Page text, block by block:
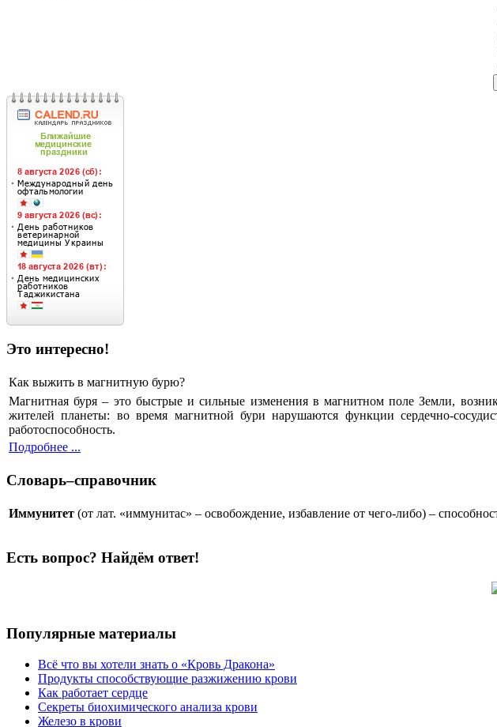
Это интересно!
Как выжить в магнитную бурю?
Магнитная буря – это быстрые и сильные изменения в магнитном поле Земли,
жителей планеты: во время магнитной бури нарушаются функции сердечно-
работоспособность.
Подробнее ...
Словарь–справочник
Иммунитет (от лат. «иммунитас» – освобождение, избавление от чего-либо) –
Есть вопрос? Найдём ответ!
Популярные материалы
Всё что вы хотели знать о «Кровь Дракона»
Продукты способствующие разжижению крови
Как работает сердце
Секреты биохимического анализа крови
Железо в крови